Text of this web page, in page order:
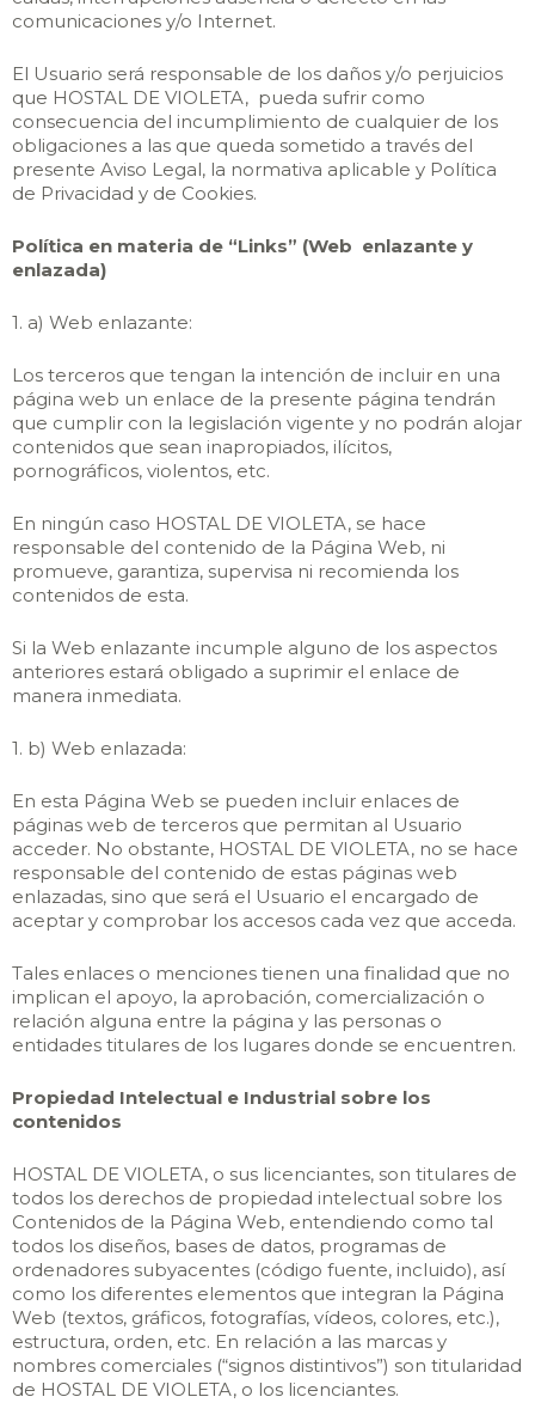
comunicaciones y/o Internet.
El Usuario será responsable de los daños y/o perjuicios
que HOSTAL DE VIOLETA, pueda sufrir como
consecuencia del incumplimiento de cualquier de los
obligaciones a las que queda sometido a través del
presente Aviso Legal, la normativa aplicable y Política
de Privacidad y de Cookies.
Política en materia de “Links” (Web enlazante y
enlazada)
1. a) Web enlazante:
Los terceros que tengan la intención de incluir en una
página web un enlace de la presente página tendrán
que cumplir con la legislación vigente y no podrán alojar
contenidos que sean inapropiados, ilícitos,
pornográficos, violentos, etc.
En ningún caso HOSTAL DE VIOLETA, se hace
responsable del contenido de la Página Web, ni
promueve, garantiza, supervisa ni recomienda los
contenidos de esta.
Si la Web enlazante incumple alguno de los aspectos
anteriores estará obligado a suprimir el enlace de
manera inmediata.
1. b) Web enlazada:
En esta Página Web se pueden incluir enlaces de
páginas web de terceros que permitan al Usuario
acceder. No obstante, HOSTAL DE VIOLETA, no se hace
responsable del contenido de estas páginas web
enlazadas, sino que será el Usuario el encargado de
aceptar y comprobar los accesos cada vez que acceda.
Tales enlaces o menciones tienen una finalidad que no
implican el apoyo, la aprobación, comercialización o
relación alguna entre la página y las personas o
entidades titulares de los lugares donde se encuentren.
Propiedad Intelectual e Industrial sobre los
contenidos
HOSTAL DE VIOLETA, o sus licenciantes, son titulares de
todos los derechos de propiedad intelectual sobre los
Contenidos de la Página Web, entendiendo como tal
todos los diseños, bases de datos, programas de
ordenadores subyacentes (código fuente, incluido), así
como los diferentes elementos que integran la Página
Web (textos, gráficos, fotografías, vídeos, colores, etc.),
estructura, orden, etc. En relación a las marcas y
nombres comerciales (“signos distintivos”) son titularidad
de HOSTAL DE VIOLETA, o los licenciantes.